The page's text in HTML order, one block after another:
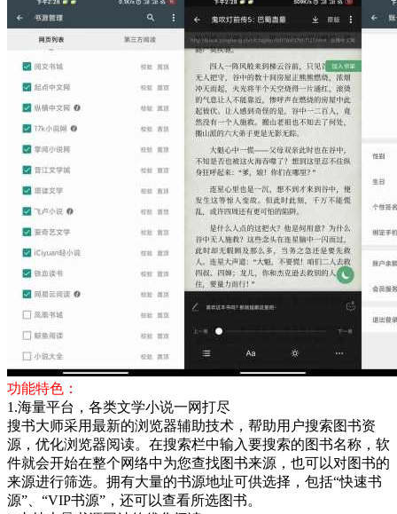
功能特色：
1.海量平台，各类文学小说一网打尽
搜书大师采用最新的浏览器辅助技术，帮助用户搜索图书资
源，优化浏览器阅读。在搜索栏中输入要搜索的图书名称，软
件就会开始在整个网络中为您查找图书来源，也可以对图书的
来源进行筛选。拥有大量的书源地址可供选择，包括“快速书
源”、“VIP书源”，还可以查看所选图书。